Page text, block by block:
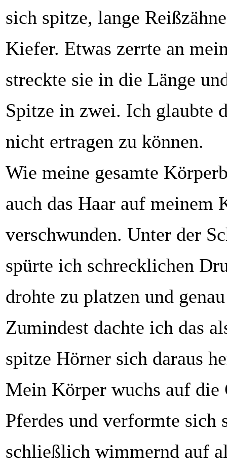
sich spitze, lange
Kiefer. Etwas zerrte an
streckte sie in die Länge
Spitze in zwei. Ich glaubte
nicht ertragen zu können.
Wie meine gesamte
auch das Haar auf meinem
verschwunden. Unter der
spürte ich schrecklichen
drohte zu platzen und
Zumindest dachte ich das
spitze Hörner sich daraus
Mein Körper wuchs auf die
Pferdes und verformte sich
schließlich wimmernd auf